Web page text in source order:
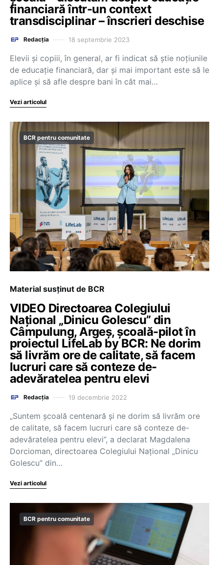
financiară într-un context
transdisciplinar – înscrieri deschise
Redacția 18 septembrie 2023
Elevii și copiii, în general, ar fi indicat să știe noțiunile
de educație financiară, dar și mai important este să le
aplice și să afle despre bani în cât mai…
Vezi articolul
BCR pentru comunitate
Material susținut de BCR
VIDEO Directoarea Colegiului
Național „Dinicu Golescu” din
Câmpulung, Argeș, școală-pilot în
proiectul LifeLab by BCR: Ne dorim
să livrăm ore de calitate, să facem
lucruri care să conteze de-
adevăratelea pentru elevi
Redacția 19 decembrie 2022
„Suntem școală centenară și ne dorim să livrăm ore
de calitate, să facem lucruri care să conteze de-
adevăratelea pentru elevi”, a declarat Magdalena
Dorcioman, directoarea Colegiului Național „Dinicu
Golescu” din…
Vezi articolul
BCR pentru comunitate